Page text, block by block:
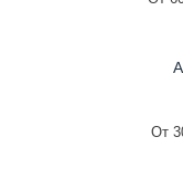
От